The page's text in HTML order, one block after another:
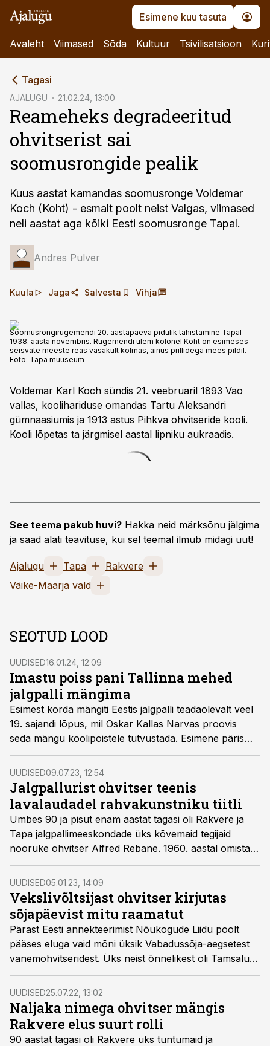
Esimene kuu tasuta
Avaleht Viimased Sõda Kultuur Tsivilisatsioon
Tagasi
AJALUGU 21.02.24, 13:00
Reameheks degradeeritud
ohvitserist sai
soomusrongide pealik
Kuus aastat kamandas soomusronge Voldemar
Koch (Koht) - esmalt poolt neist Valgas, viimased
neli aastat aga kõiki Eesti soomusronge Tapal.
Andres Pulver
Kuula Jaga Salvesta Vihja
Soomusrongirügemendi 20. aastapäeva pidulik tähistamine Tapal
1938. aasta novembris. Rügemendi ülem kolonel Koht on esimeses
seisvate meeste reas vasakult kolmas, ainus prillidega mees pildil.
Foto: Tapa muuseum
Voldemar Karl Koch sündis 21. veebruaril 1893 Vao
vallas, koolihariduse omandas Tartu Aleksandri
gümnaasiumis ja 1913 astus Pihkva ohvitseride kooli.
Kooli lõpetas ta järgmisel aastal lipniku aukraadis.
See teema pakub huvi? Hakka neid märksõnu jälgima
ja saad alati teavituse, kui sel teemal ilmub midagi uut!
Ajalugu Tapa
Rakvere
Väike-Maarja vald
SEOTUD LOOD
UUDISED16.01.24, 12:09
Imastu poiss pani Tallinna mehed
jalgpalli mängima
Esimest korda mängiti Eestis jalgpalli teadaolevalt veel
19. sajandi lõpus, mil Oskar Kallas Narvas proovis
seda mängu koolipoistele tutvustada. Esimene päris
vutipall toodi Tallinnasse Saksamaalt 1903. aastal. Aga
siis see kuninglik mäng veel Eestis hoogu sisse ei
saanud.
UUDISED09.07.23, 12:54
Jalgpallurist ohvitser teenis
lavalaudadel rahvakunstniku tiitli
Umbes 90 ja pisut enam aastat tagasi oli Rakvere ja
Tapa jalgpallimeeskondade üks kõvemaid tegijaid
nooruke ohvitser Alfred Rebane. 1960. aastal omistati
talle tubli teatritöö eest Eesti NSV rahvakunstniku
aunimetus.
UUDISED05.01.23, 14:09
Vekslivõltsijast ohvitser kirjutas
sõjapäevist mitu raamatut
Pärast Eesti annekteerimist Nõukogude Liidu poolt
pääses eluga vaid mõni üksik Vabadussõja-aegsetest
vanemohvitseridest. Üks neist õnnelikest oli Tamsalu
lähedalt Kuie külast pärit Arnold Hinnom.
UUDISED25.07.22, 13:02
Naljaka nimega ohvitser mängis
Rakvere elus suurt rolli
90 aastat tagasi oli Rakvere üks tuntumaid ja